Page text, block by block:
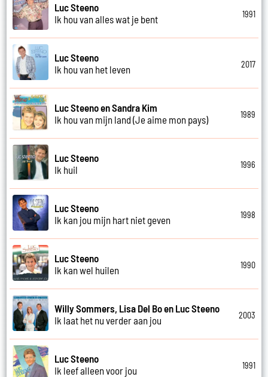
Luc Steeno
Ik hou van alles wat je bent
1991
Luc Steeno
Ik hou van het leven
2017
Luc Steeno en Sandra Kim
Ik hou van mijn land (Je aime mon pays)
1989
Luc Steeno
Ik huil
1996
Luc Steeno
Ik kan jou mijn hart niet geven
1998
Luc Steeno
Ik kan wel huilen
1990
Willy Sommers, Lisa Del Bo en Luc Steeno
Ik laat het nu verder aan jou
2003
Luc Steeno
Ik leef alleen voor jou
1991